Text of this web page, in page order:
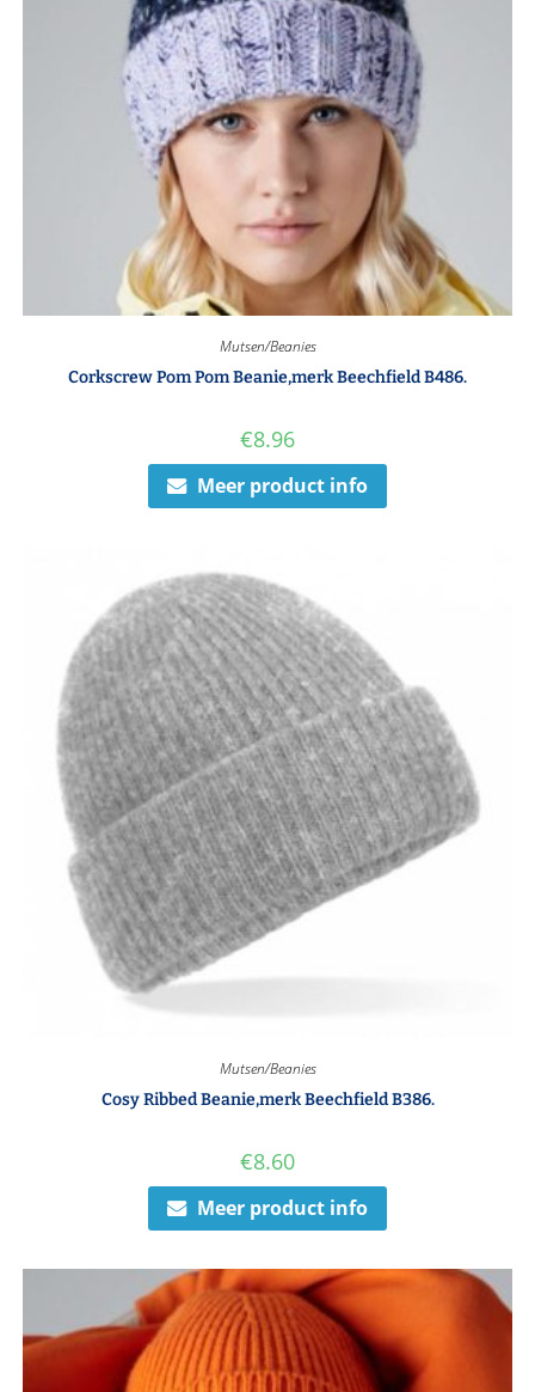
Mutsen/Beanies
Corkscrew Pom Pom Beanie,merk Beechfield B486.
€8.96
Meer product info
Mutsen/Beanies
Cosy Ribbed Beanie,merk Beechfield B386.
€8.60
Meer product info